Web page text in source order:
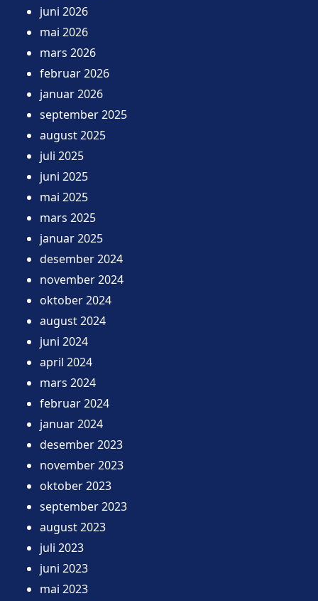
juni 2026
mai 2026
mars 2026
februar 2026
januar 2026
september 2025
august 2025
juli 2025
juni 2025
mai 2025
mars 2025
januar 2025
desember 2024
november 2024
oktober 2024
august 2024
juni 2024
april 2024
mars 2024
februar 2024
januar 2024
desember 2023
november 2023
oktober 2023
september 2023
august 2023
juli 2023
juni 2023
mai 2023